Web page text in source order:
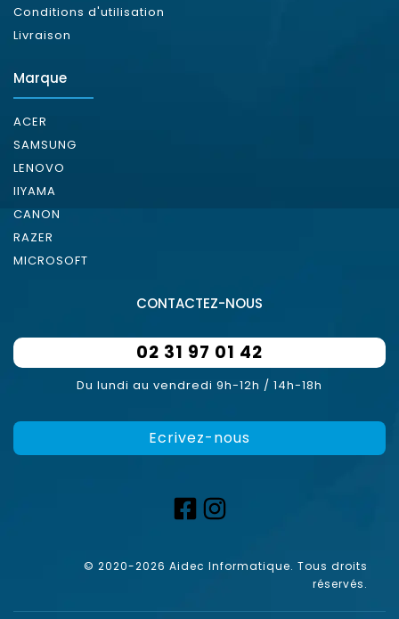
Conditions d'utilisation
Livraison
Marque
ACER
SAMSUNG
LENOVO
IIYAMA
CANON
RAZER
MICROSOFT
CONTACTEZ-NOUS
02 31 97 01 42
Du lundi au vendredi 9h-12h / 14h-18h
Ecrivez-nous
© 2020-2026 Aidec Informatique. Tous droits
réservés.